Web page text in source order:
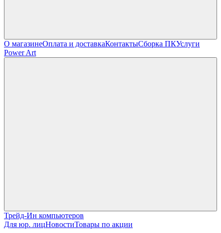
О магазинеОплата и доставкаКонтактыСборка ПКУслуги
Power Art
Трейд-Ин компьютеров
Для юр. лицНовостиТовары по акции